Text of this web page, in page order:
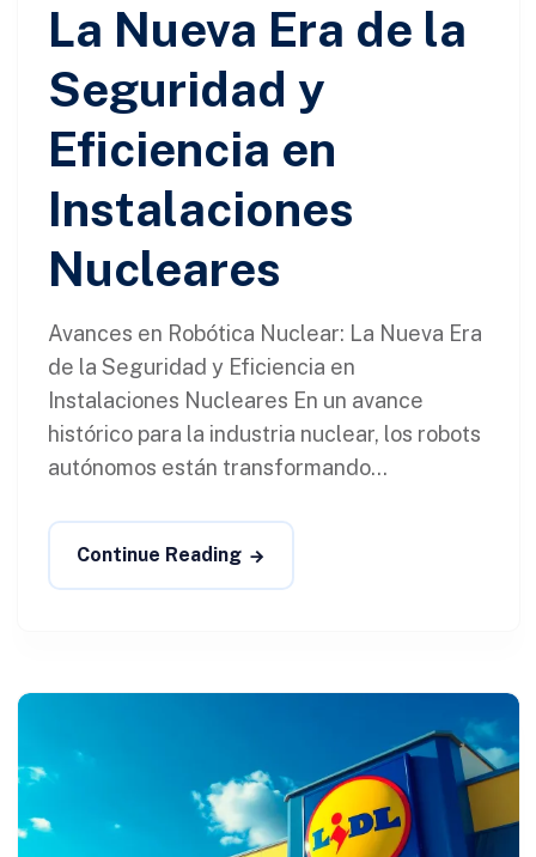
La Nueva Era de la
Seguridad y
Eficiencia en
Instalaciones
Nucleares
Avances en Robótica Nuclear: La Nueva Era
de la Seguridad y Eficiencia en
Instalaciones Nucleares En un avance
histórico para la industria nuclear, los robots
autónomos están transformando...
Continue Reading